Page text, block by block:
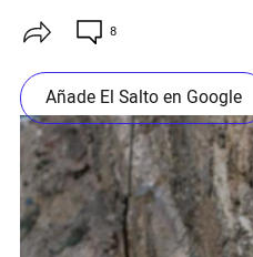
8
Añade El Salto en Google